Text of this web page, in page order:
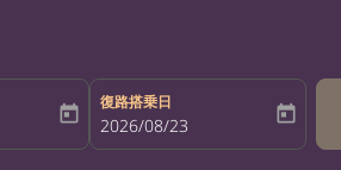
date-aria-label
today
復路搭乗日
fc-booking-return-date-aria-label
2026/08/23 today